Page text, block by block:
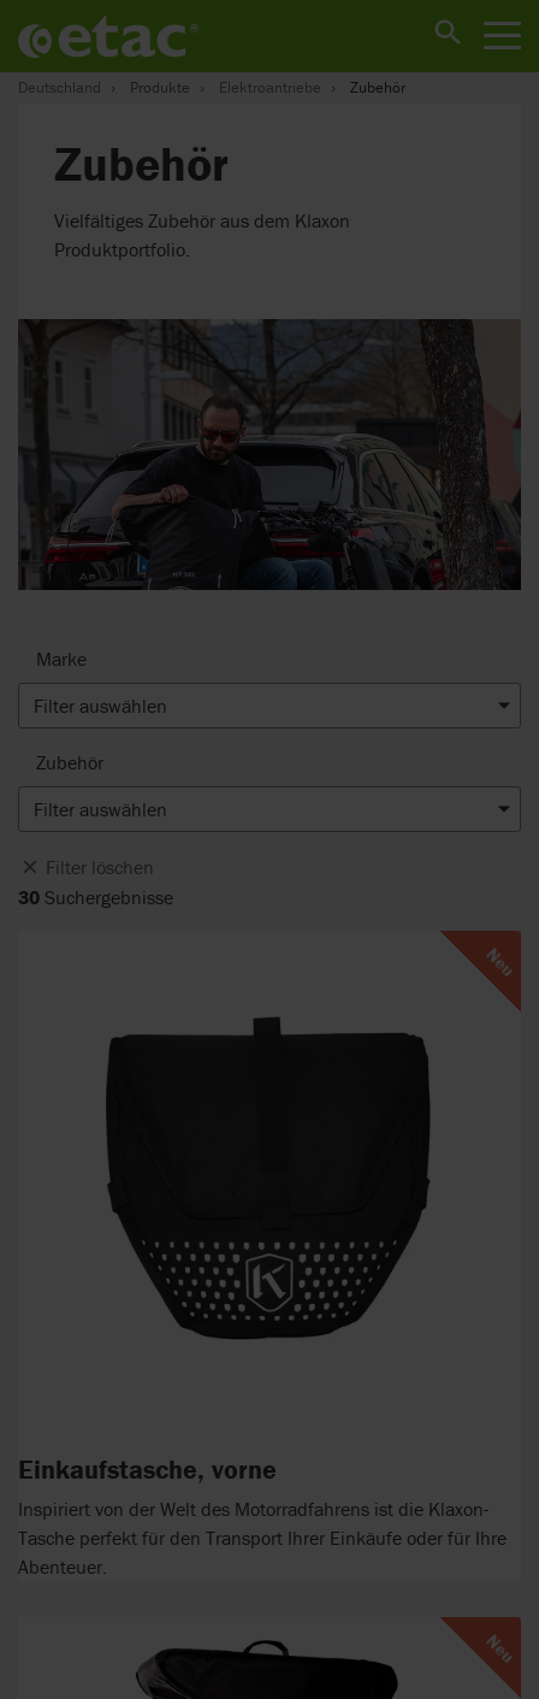
Deutschland Produkte Elektroantriebe Zubehör
Zubehör
Vielfältiges Zubehör aus dem Klaxon
Produktportfolio.
Marke
Filter auswählen
Zubehör
Filter auswählen
Filter löschen
30 Suchergebnisse
Neu
Einkaufstasche, vorne
Inspiriert von der Welt des Motorradfahrens ist die Klaxon-
Tasche perfekt für den Transport Ihrer Einkäufe oder für Ihre
Abenteuer.
Neu